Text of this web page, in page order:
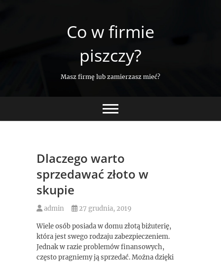
Co w firmie
piszczy?
Masz firmę lub zamierzasz mieć?
Dlaczego warto
sprzedawać złoto w
skupie
admin 27 grudnia, 2019
Wiele osób posiada w domu złotą biżuterię,
która jest swego rodzaju zabezpieczeniem.
Jednak w razie problemów finansowych,
często pragniemy ją sprzedać. Można dzięki